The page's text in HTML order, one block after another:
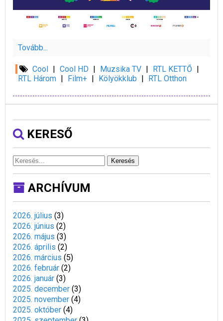
Tovább...
Cool | Cool HD | Muzsika TV | RTL KETTŐ |
RTL Három | Film+ | Kölyökklub | RTL Otthon
KERESŐ
Keresés
ARCHÍVUM
2026. július (3)
2026. június (2)
2026. május (3)
2026. április (2)
2026. március (5)
2026. február (2)
2026. január (3)
2025. december (3)
2025. november (4)
2025. október (4)